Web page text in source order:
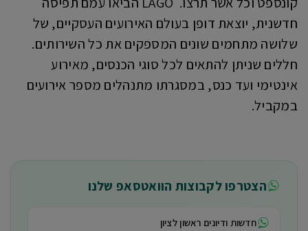
חדשנית, יוצאת דופן בעולם האירועים העסקיים, של
שלושה מתחמים שונים המספקים את כל השירותים.
חללים שניתן להתאים לכל סוגי הכנסים, מאירוע
אינטימי ועד כנס, במסגרתו מתנהלים מספר אירועים
במקביל.
הצטרפו לקבוצות הוואטסאפ שלנו
חדשות ודיונים ראשון לציון